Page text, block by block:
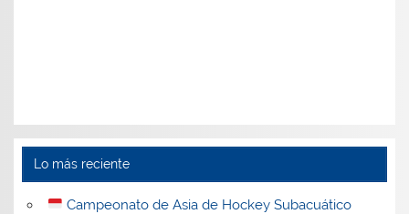
Lo más reciente
Campeonato de Asia de Hockey Subacuático